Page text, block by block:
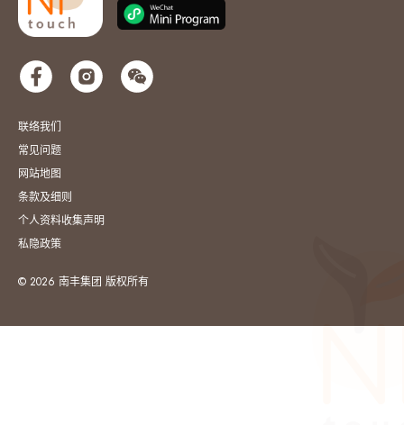
联络我们
常见问题
网站地图
条款及细则
个人资料收集声明
私隐政策
© 2026 南丰集团 版权所有